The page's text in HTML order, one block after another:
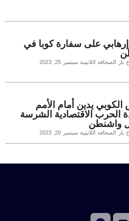
على سفارة كوبا في
أخ بار الصحافة اللاتينية سبتمبر 25, 2023
الكوبي يدين أمام الأمم
الحرب الاقتصادية الشرسة
واشنطن
بار الصحافة اللاتينية سبتمبر 20, 2023